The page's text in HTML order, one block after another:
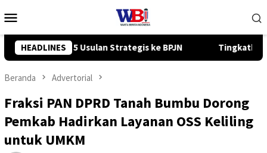
ke
Mobile
HEADLINESTingkatkan Kompetensi Karyawan, PT ADD Berkah
Beranda Advertorial
Fraksi PAN DPRD Tanah Bumbu Dorong
Pemkab Hadirkan Layanan OSS Keliling
untuk UMKM